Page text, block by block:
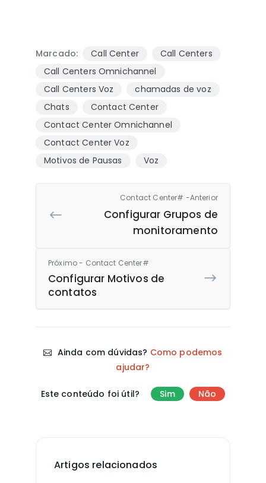
Marcado: Call Center
Call Centers
Call Centers Omnichannel
Call Centers Voz
chamadas de voz
Chats
Contact Center
Contact Center Omnichannel
Contact Center Voz
Motivos de Pausas
Voz
Contact Center# -Anterior
Configurar Grupos de
monitoramento
Próximo - Contact Center#
Configurar Motivos de
contatos
Ainda com dúvidas? Como podemos
ajudar?
Este conteúdo foi útil? Sim Não
Artigos relacionados